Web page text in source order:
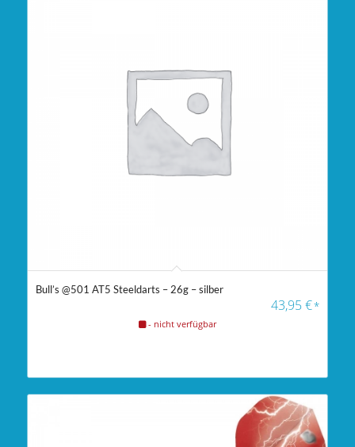
Bull’s @501 AT5 Steeldarts – 26g – silber
43,95€*
- nicht verfügbar